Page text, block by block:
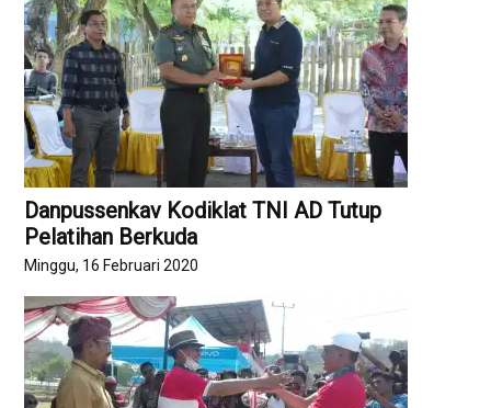
Danpussenkav Kodiklat TNI AD Tutup
Pelatihan Berkuda
Minggu, 16 Februari 2020